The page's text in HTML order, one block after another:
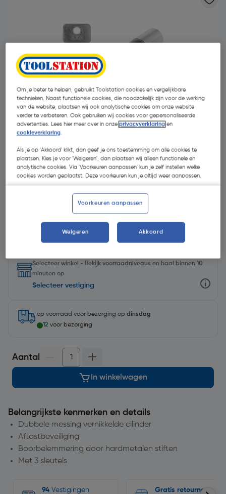
€ 24,98| Excl. btw € 20,64
Kies productvariant(17)
Selecteer winkel - Bekijk voorraadniveaus en haal binnen 10
minuten op
Selecteer vestiging
op voorraad voor bezorging op dinsdag
12 voor bezorging
Aantal
In winkelwagen
Belangrijkste kenmerken en details
Dubbele messing vernikkelde cilinder
Aftastbeveiliging
Boorbelemmering door hardmetalen stiften
Met 3 sleutels
94 Vestigingen
Gratis retourneren
Om je beter te helpen, gebruikt Toolstation cookies en vergelijkbare
technieken. Naast functionele cookies, die noodzakelijk zijn voor de werking
van de website, plaatsen wij ook analytische cookies om onze website
verder te verbeteren. Ook gebruiken wij cookies voor gepersonaliseerde
advertenties. Lees hier meer over in onzeprivacyverklaring en
cookieverklaring.
Als je op 'Akkoord' klikt, dan geef je ons toestemming om alle cookies te
plaatsen. Kies je voor 'Weigeren', dan plaatsen wij alleen functionele en
analytische cookies. Via 'Voorkeuren aanpassen' kun je zelf instellen welke
cookies worden geplaatst. Deze voorkeuren kun je altijd weer aanpassen.
Voorkeuren aanpassen
Weigeren Akkoord